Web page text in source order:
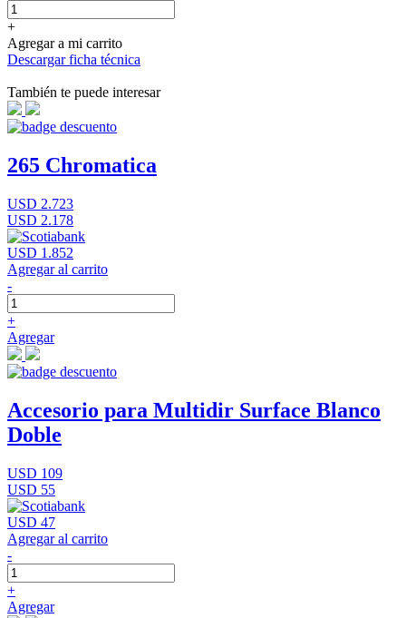
+
Agregar a mi carrito
Descargar ficha técnica
También te puede interesar
265 Chromatica
USD 2.723
USD 2.178
USD 1.852
Agregar al carrito
-
+
Agregar
Accesorio para Multidir Surface Blanco
Doble
USD 109
USD 55
USD 47
Agregar al carrito
-
+
Agregar